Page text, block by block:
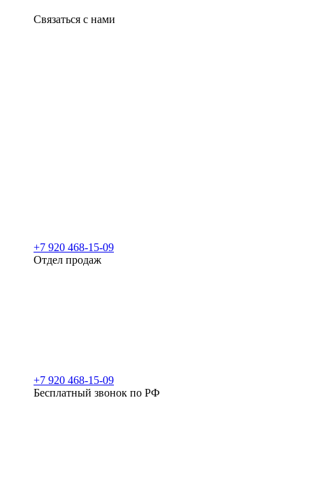
Связаться с нами
+7 920 468-15-09
Отдел продаж
+7 920 468-15-09
Бесплатный звонок по РФ